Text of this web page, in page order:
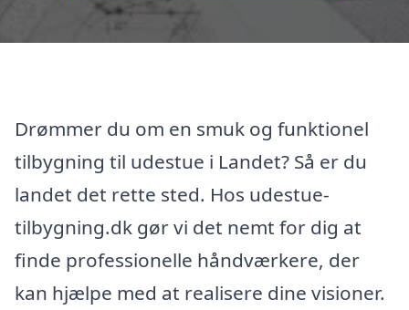
Drømmer du om en smuk og funktionel
tilbygning til udestue i Landet? Så er du
landet det rette sted. Hos udestue-
tilbygning.dk gør vi det nemt for dig at
finde professionelle håndværkere, der
kan hjælpe med at realisere dine visioner.